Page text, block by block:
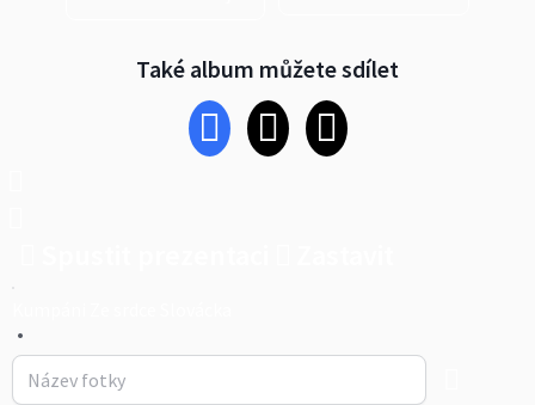
Také album můžete sdílet
•